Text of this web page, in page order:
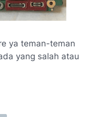
ya teman-teman
yang salah atau